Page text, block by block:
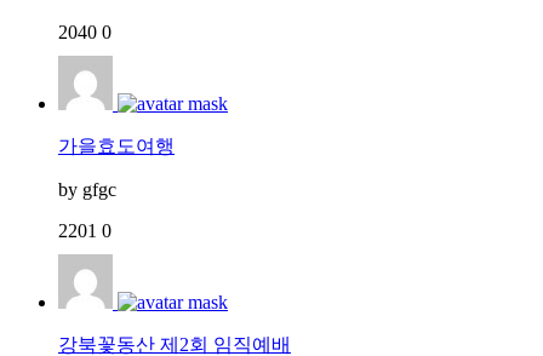
2040 0
가을효도여행
by gfgc
2201 0
강북꽃동산 제2회 임직예배